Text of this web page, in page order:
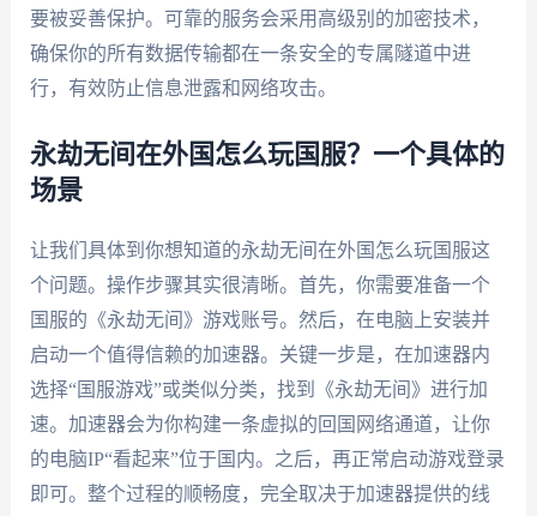
要被妥善保护。可靠的服务会采用高级别的加密技术，
确保你的所有数据传输都在一条安全的专属隧道中进
行，有效防止信息泄露和网络攻击。
永劫无间在外国怎么玩国服？一个具体的
场景
让我们具体到你想知道的永劫无间在外国怎么玩国服这
个问题。操作步骤其实很清晰。首先，你需要准备一个
国服的《永劫无间》游戏账号。然后，在电脑上安装并
启动一个值得信赖的加速器。关键一步是，在加速器内
选择“国服游戏”或类似分类，找到《永劫无间》进行加
速。加速器会为你构建一条虚拟的回国网络通道，让你
的电脑IP“看起来”位于国内。之后，再正常启动游戏登录
即可。整个过程的顺畅度，完全取决于加速器提供的线